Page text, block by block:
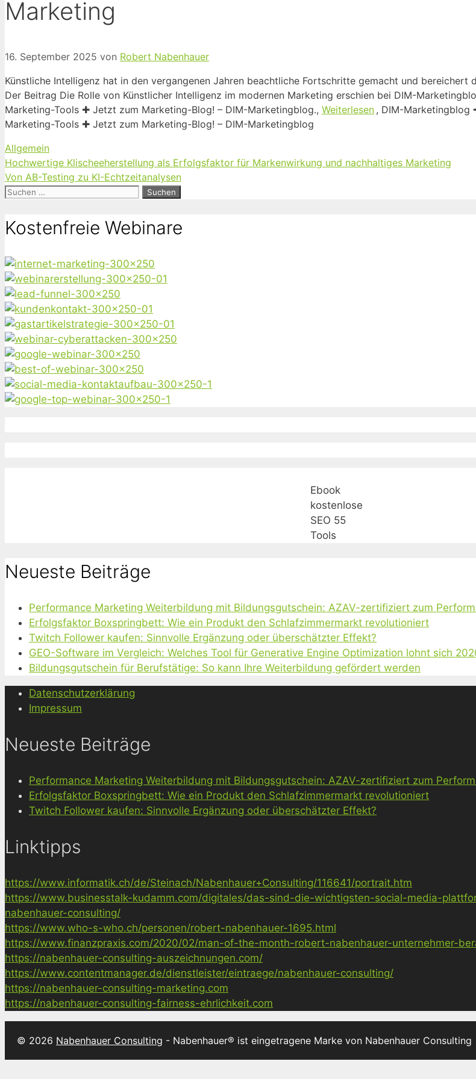
Marketing
16. September 2025 von Robert Nabenhauer
Künstliche Intelligenz hat in den vergangenen Jahren beachtliche Fortschritte gemacht und bereichert
Der Beitrag Die Rolle von Künstlicher Intelligenz im modernen Marketing erschien bei DIM-
Marketing-Tools ✚ Jetzt zum Marketing-Blog! – DIM-Marketingblog., Weiterlesen , DIM-
Marketing-Tools ✚ Jetzt zum Marketing-Blog! – DIM-Marketingblog
Kategorien
Allgemein
Hochwertige Klischeeherstellung als Erfolgsfaktor für Markenwirkung und nachhaltiges Marketing
Von AB-Testing zu KI-Echtzeitanalysen
Suchen
Kostenfreie Webinare
Ebook
kostenlose
SEO 55
Tools
Neueste Beiträge
Performance Marketing Weiterbildung mit Bildungsgutschein: AZAV-zertifiziert zum
Erfolgsfaktor Boxspringbett: Wie ein Produkt den Schlafzimmermarkt revolutioniert
Twitch Follower kaufen: Sinnvolle Ergänzung oder überschätzter Effekt?
GEO-Software im Vergleich: Welches Tool für Generative Engine Optimization lohnt sich
Bildungsgutschein für Berufstätige: So kann Ihre Weiterbildung gefördert werden
Datenschutzerklärung
Impressum
Neueste Beiträge
Performance Marketing Weiterbildung mit Bildungsgutschein: AZAV-zertifiziert zum
Erfolgsfaktor Boxspringbett: Wie ein Produkt den Schlafzimmermarkt revolutioniert
Twitch Follower kaufen: Sinnvolle Ergänzung oder überschätzter Effekt?
Linktipps
https://www.informatik.ch/de/Steinach/Nabenhauer+Consulting/116641/portrait.htm
https://www.businesstalk-kudamm.com/digitales/das-sind-die-wichtigsten-social-media-
nabenhauer-consulting/
https://www.who-s-who.ch/personen/robert-nabenhauer-1695.html
https://www.finanzpraxis.com/2020/02/man-of-the-month-robert-nabenhauer-unternehmer-
https://nabenhauer-consulting-auszeichnungen.com/
https://www.contentmanager.de/dienstleister/eintraege/nabenhauer-consulting/
https://nabenhauer-consulting-marketing.com
https://nabenhauer-consulting-fairness-ehrlichkeit.com
© 2026 Nabenhauer Consulting - Nabenhauer® ist eingetragene Marke von Nabenhauer Consulting